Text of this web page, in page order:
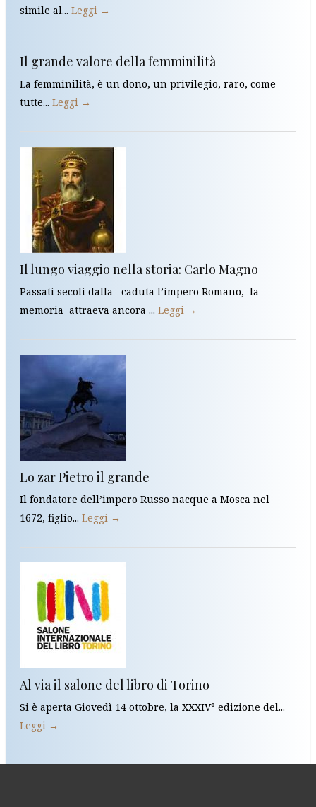
simile al... Leggi →
Il grande valore della femminilità
La femminilità, è un dono, un privilegio, raro, come
tutte... Leggi →
Il lungo viaggio nella storia: Carlo Magno
Passati secoli dalla caduta l’impero Romano, la
memoria attraeva ancora ... Leggi →
Lo zar Pietro il grande
Il fondatore dell’impero Russo nacque a Mosca nel
1672, figlio... Leggi →
Al via il salone del libro di Torino
Si è aperta Giovedì 14 ottobre, la XXXIV° edizione del...
Leggi →